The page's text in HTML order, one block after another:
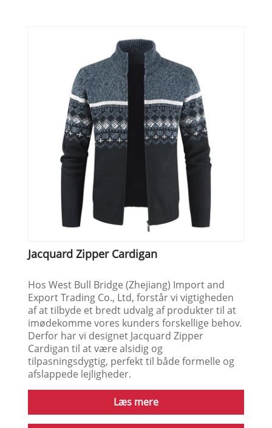
Jacquard Zipper Cardigan
Hos West Bull Bridge (Zhejiang) Import and
Export Trading Co., Ltd, forstår vi vigtigheden
af ​​at tilbyde et bredt udvalg af produkter til at
imødekomme vores kunders forskellige behov.
Derfor har vi designet Jacquard Zipper
Cardigan til at være alsidig og
tilpasningsdygtig, perfekt til både formelle og
afslappede lejligheder.
Læs mere